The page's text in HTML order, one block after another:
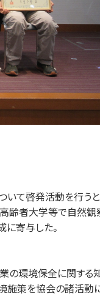
て啓発活動を⾏うと
齢者⼤学等で⾃然
寄与した。
環境保全に関する
施策を協会の諸活動